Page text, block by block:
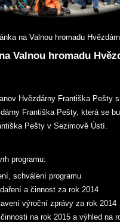
na Valnou hromadu
Valnou hromadu
Hvězdárny Františka Pešty
Františka Pešty, která se
Pešty v Sezimově Ústí.
programu:
schválení programu
a činnost za rok 2014
výroční zprávy za rok 2014
na rok 2015 a výhled na